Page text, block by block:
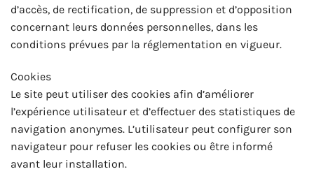
d’accès, de rectification, de suppression et d’opposition
concernant leurs données personnelles, dans les
conditions prévues par la réglementation en vigueur.
Cookies
Le site peut utiliser des cookies afin d’améliorer
l’expérience utilisateur et d’effectuer des statistiques de
navigation anonymes. L’utilisateur peut configurer son
navigateur pour refuser les cookies ou être informé
avant leur installation.